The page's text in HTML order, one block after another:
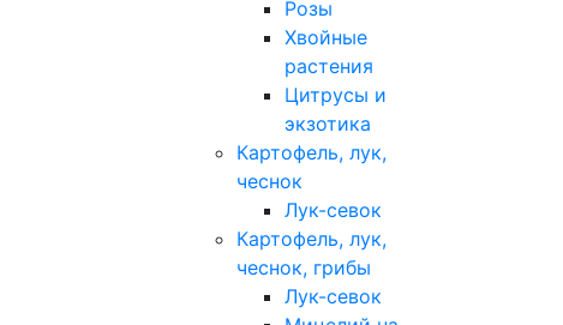
Розы
Хвойные
растения
Цитрусы и
экзотика
Картофель, лук,
чеснок
Лук-севок
Картофель, лук,
чеснок, грибы
Лук-севок